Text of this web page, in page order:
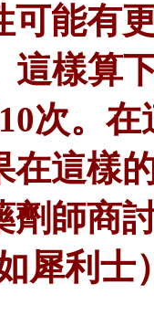
可能有
這樣算
次。
在這樣
劑師商
犀利士